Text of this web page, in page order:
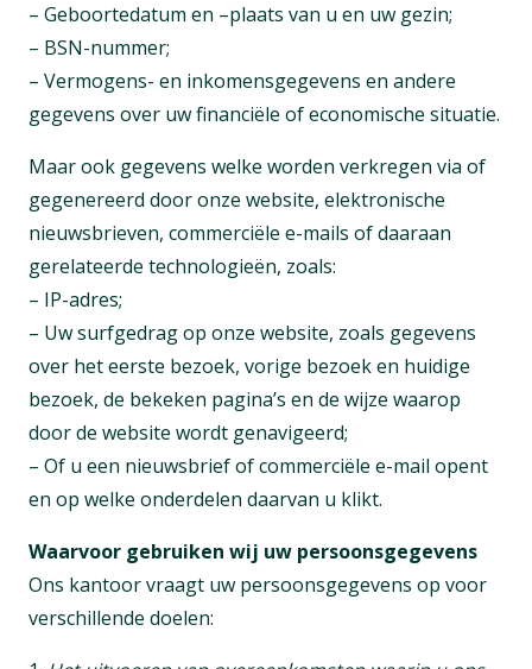
– Geboortedatum en –plaats van u en uw gezin;
– BSN-nummer;
– Vermogens- en inkomensgegevens en andere
gegevens over uw financiële of economische situatie.
Maar ook gegevens welke worden verkregen via of
gegenereerd door onze website, elektronische
nieuwsbrieven, commerciële e-mails of daaraan
gerelateerde technologieën, zoals:
– IP-adres;
– Uw surfgedrag op onze website, zoals gegevens
over het eerste bezoek, vorige bezoek en huidige
bezoek, de bekeken pagina’s en de wijze waarop
door de website wordt genavigeerd;
– Of u een nieuwsbrief of commerciële e-mail opent
en op welke onderdelen daarvan u klikt.
Waarvoor gebruiken wij uw persoonsgegevens
Ons kantoor vraagt uw persoonsgegevens op voor
verschillende doelen: